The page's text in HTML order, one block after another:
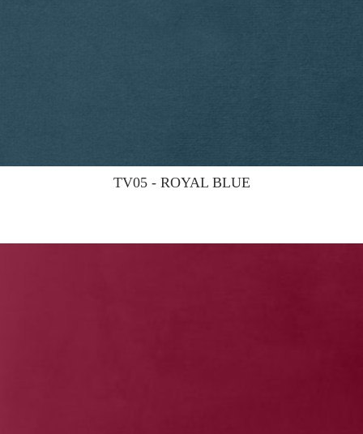
TV05 - ROYAL BLUE